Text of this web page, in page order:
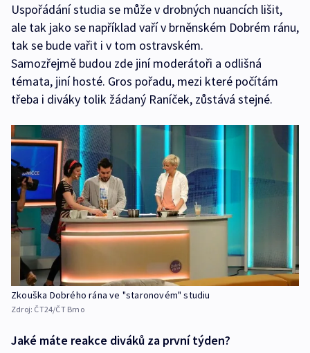
Uspořádání studia se může v drobných nuancích lišit,
ale tak jako se například vaří v brněnském Dobrém ránu,
tak se bude vařit i v tom ostravském.
Samozřejmě budou zde jiní moderátoři a odlišná
témata, jiní hosté. Gros pořadu, mezi které počítám
třeba i diváky tolik žádaný Raníček, zůstává stejné.
Zkouška Dobrého rána ve "staronovém" studiu
Zdroj: ČT24/ČT Brno
Jaké máte reakce diváků za první týden?